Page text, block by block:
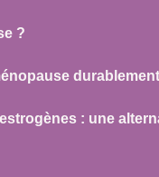
?
: une